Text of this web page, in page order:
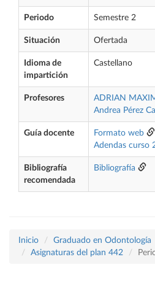
Periodo Semestre 2
Situación Ofertada
Idioma de
impartición
Castellano
Profesores ADRIAN
Andrea Pérez
Guía docente Formato web
Adendas curso
Bibliografía
recomendada
Bibliografía
Inicio
Graduado en Odontología
Asignaturas del plan 442